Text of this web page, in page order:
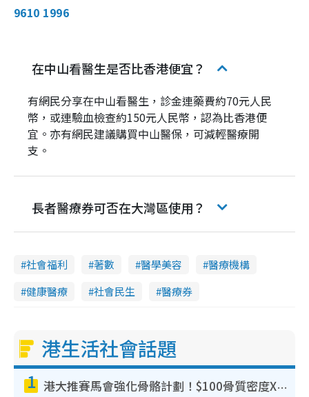
9610 1996
在中山看醫生是否比香港便宜？
有網民分享在中山看醫生，診金連藥費約70元人民
幣，或連驗血檢查約150元人民幣，認為比香港便
宜。亦有網民建議購買中山醫保，可減輕醫療開
支。
長者醫療券可否在大灣區使用？
社會福利 著數 醫學美容
醫療機構
健康醫療
社會民生 醫療券
港生活社會話題
1 港大推賽馬會強化骨骼計劃！$100骨質密度X光檢查 完成免費運動訓練送超市禮券！附參加資格